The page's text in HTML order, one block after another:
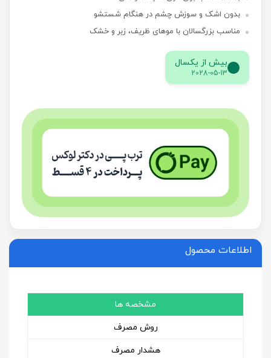
بدون اشک و سوزش چشم در هنگام شستشو
مناسب بزرگسالان با موهای ظریف، زبر و خشک
بیش از یکسال
2028-05-13
اطلاعات محصول
مشخصه ها
روش مصرف
هشدار مصرف